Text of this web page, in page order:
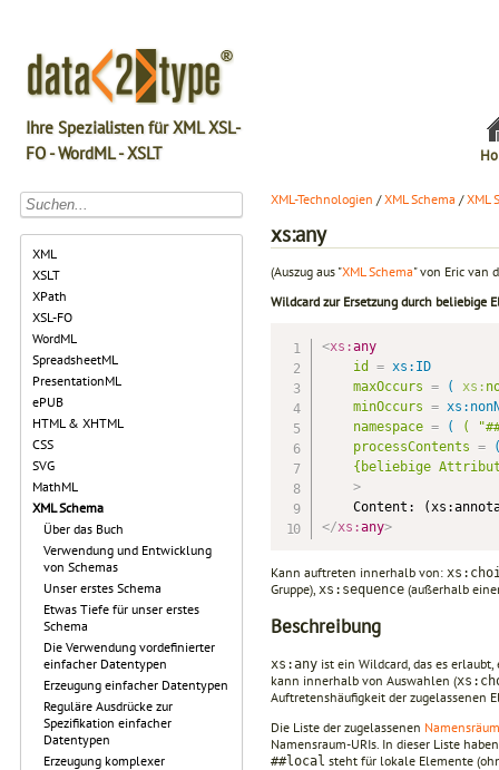
Ihre Spezialisten für XML XSL-
FO - WordML - XSLT
XML
XSLT
XPath
XSL-FO
WordML
SpreadsheetML
PresentationML
ePUB
HTML & XHTML
CSS
SVG
MathML
XML Schema
Über das Buch
Verwendung und Entwicklung
von Schemas
Unser erstes Schema
Etwas Tiefe für unser erstes
Schema
Die Verwendung vordefinierter
einfacher Datentypen
Erzeugung einfacher Datentypen
Reguläre Ausdrücke zur
Spezifikation einfacher
Datentypen
Erzeugung komplexer
XML-Technologien /XML Schema /XML
xs:any
(Auszug aus "XML Schema" von Eric van
Wildcard zur Ersetzung durch beliebige
<xs:any
id
= xs:ID
maxOccurs = ( xs:
minOccurs =
namespace = ( (
processContents =
{beliebige
>
</xs:any>
Kann auftreten innerhalb von:
Gruppe), xs:sequence (außerhalb
Beschreibung
xs:any ist ein Wildcard, das es
kann innerhalb von Auswahlen (
Auftretenshäufigkeit der zugelassenen
Die Liste der zugelassenen
Namensraum-URIs. In dieser Liste
##local steht für lokale Elemente